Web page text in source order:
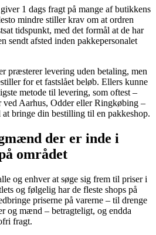
giver 1 dags fragt på mange af butikkens
mindre stiller krav om at ordren
tidspunkt, med det formål at de har
sendt afsted inden pakkepersonalet
præsterer levering uden betaling, men
for et fastslået beløb. Ellers kunne
metode til levering, som oftest –
ved Aarhus, Odder eller Ringkøbing –
bringe din bestilling til en pakkeshop.
der er inde i
området
og enhver at søge sig frem til priser i
og følgelig har de fleste shops på
priserne på varerne – til drenge
og mænd – betragteligt, og endda
fragt.